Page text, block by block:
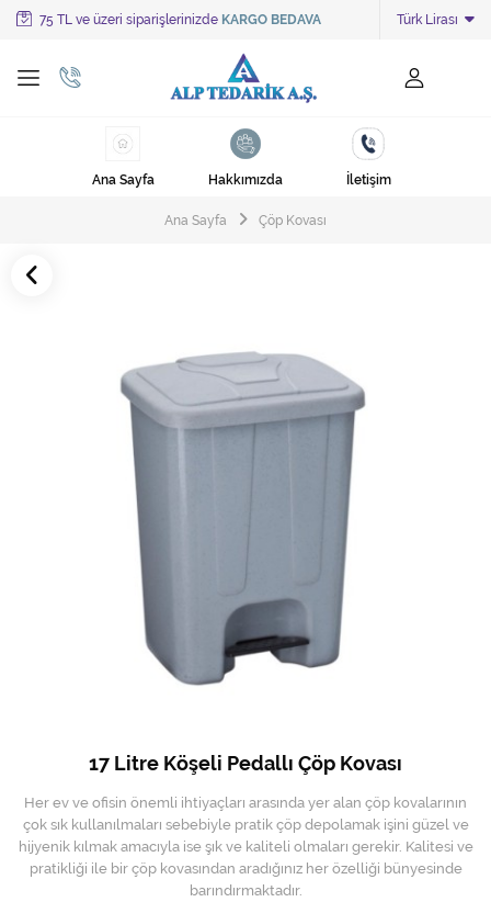
75 TL ve üzeri siparişlerinizde KARGO BEDAVA Türk Lirası
Tüm Kategoriler
Ayakkabı Cila Makineleri
Cila Makineleri
Çöp Torbaları
Endüstriyel Zemin Yıkama Makineleri
Halı Kurutma Makineleri
Halı Yıkama Makinesi
Hijyen Malzemeleri
Mekanik Dış Alan Süpürücüler
Tek-Çift Kovalı Temizlik Arabası
Toptan Temizlik Malzemeleri
Ana Sayfa Hakkımızda İletişim
Ana Sayfa Çöp Kovası
17 Litre Köşeli Pedallı Çöp Kovası
Her ev ve ofisin önemli ihtiyaçları arasında yer alan çöp kovalarının
çok sık kullanılmaları sebebiyle pratik çöp depolamak işini güzel ve
hijyenik kılmak amacıyla ise şık ve kaliteli olmaları gerekir. Kalitesi ve
pratikliği ile bir çöp kovasından aradığınız her özelliği bünyesinde
barındırmaktadır.